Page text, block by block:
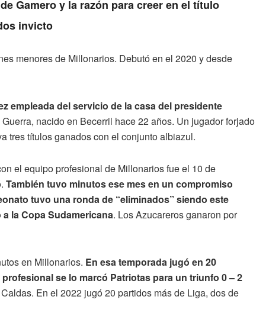
Gamero y la razón para creer en el título
invicto
menores de Millonarios. Debutó en el 2020 y desde
empleada del servicio de la casa del presidente
nacido en Becerril hace 22 años. Un jugador forjado
tres títulos ganados con el conjunto albiazul.
el equipo profesional de Millonarios fue el 10 de
También tuvo minutos ese mes en un compromiso
tuvo una ronda de “eliminados” siendo este
la Copa Sudamericana. Los Azucareros ganaron por
en Millonarios. En esa temporada jugó en 20
se lo marcó Patriotas para un triunfo 0 – 2
En el 2022 jugó 20 partidos más de Liga, dos de